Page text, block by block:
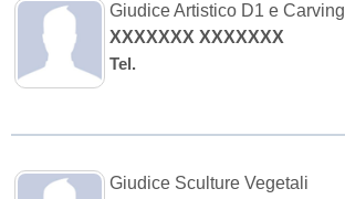
Giudice Artistico D1 e Carving
XXXXXXX XXXXXXX
Tel.
Giudice Sculture Vegetali